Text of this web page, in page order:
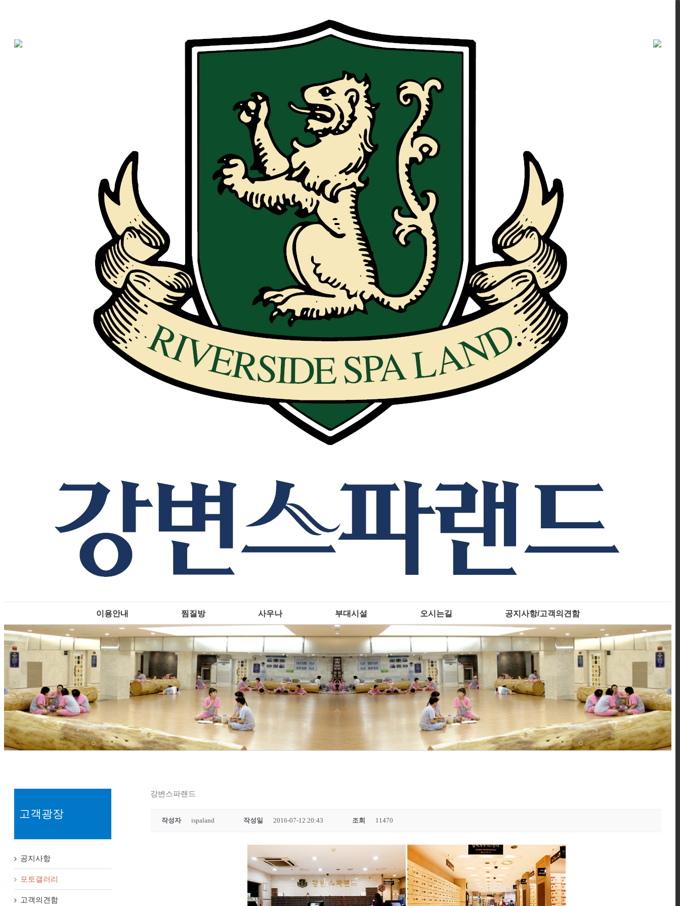
이용안내 찜질방 사우나 부대시설 오시는길 공지사항/고객의견함
강변스파랜드
작성자 ispaland 작성일 2016-07-12 20:43 조회 11470
고객광장
공지사항
포토갤러리
고객의견함